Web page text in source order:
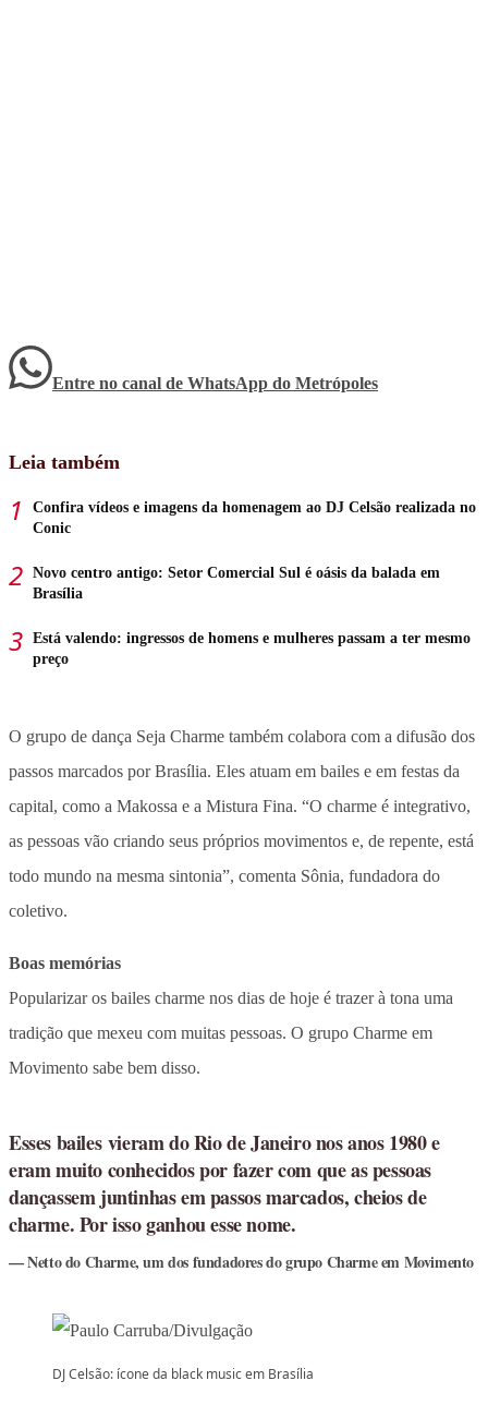
Entre no canal de WhatsApp do Metrópoles
Leia também
Confira vídeos e imagens da homenagem ao DJ Celsão realizada no
Conic
Novo centro antigo: Setor Comercial Sul é oásis da balada em
Brasília
Está valendo: ingressos de homens e mulheres passam a ter mesmo
preço
O grupo de dança Seja Charme também colabora com a difusão dos
passos marcados por Brasília. Eles atuam em bailes e em festas da
capital, como a Makossa e a Mistura Fina. “O charme é integrativo,
as pessoas vão criando seus próprios movimentos e, de repente, está
todo mundo na mesma sintonia”, comenta Sônia, fundadora do
coletivo.
Boas memórias
Popularizar os bailes charme nos dias de hoje é trazer à tona uma
tradição que mexeu com muitas pessoas. O grupo Charme em
Movimento sabe bem disso.
Esses bailes vieram do Rio de Janeiro nos anos 1980 e
eram muito conhecidos por fazer com que as pessoas
dançassem juntinhas em passos marcados, cheios de
charme. Por isso ganhou esse nome.
Netto do Charme, um dos fundadores do grupo Charme em Movimento
DJ Celsão: ícone da black music em Brasília